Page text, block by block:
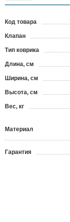
Код товара
Клапан
Тип коврика
Длина, см
Ширина, см
Высота, см
Вес, кг
Материал
Гарантия